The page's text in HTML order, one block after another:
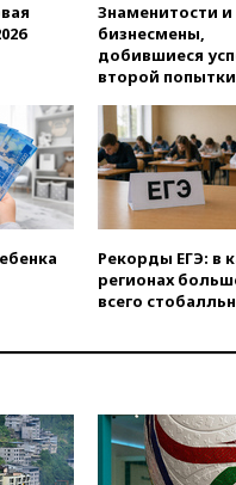
Знаменитости и
бизнесмены,
добившиеся
второй попытки
Рекорды ЕГЭ: в
регионах
всего